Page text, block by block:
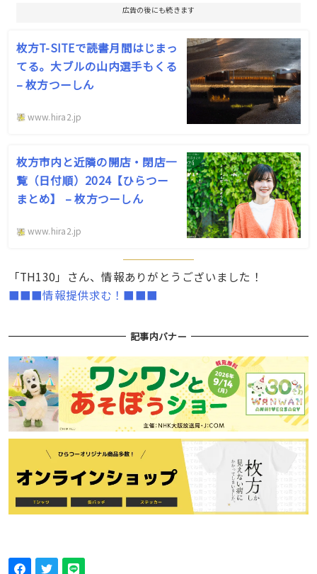
広告の後にも続きます
枚方T-SITEで読書月間はじまっ
てる。大ブルの山内選手もくる
– 枚方つーしん
www.hira2.jp
枚方市内と近隣の開店・閉店一
覧（日付順）2024【ひらつー
まとめ】 – 枚方つーしん
www.hira2.jp
「TH130」さん、情報ありがとうございました！
■■■情報提供求む！■■■
記事内バナー